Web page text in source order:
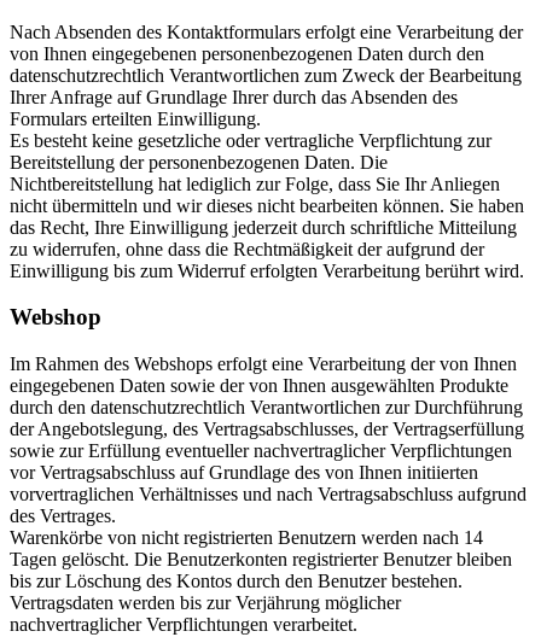
Nach Absenden des Kontaktformulars erfolgt eine Verarbeitung der
von Ihnen eingegebenen personenbezogenen Daten durch den
datenschutzrechtlich Verantwortlichen zum Zweck der Bearbeitung
Ihrer Anfrage auf Grundlage Ihrer durch das Absenden des
Formulars erteilten Einwilligung.
Es besteht keine gesetzliche oder vertragliche Verpflichtung zur
Bereitstellung der personenbezogenen Daten. Die
Nichtbereitstellung hat lediglich zur Folge, dass Sie Ihr Anliegen
nicht übermitteln und wir dieses nicht bearbeiten können. Sie haben
das Recht, Ihre Einwilligung jederzeit durch schriftliche Mitteilung
zu widerrufen, ohne dass die Rechtmäßigkeit der aufgrund der
Einwilligung bis zum Widerruf erfolgten Verarbeitung berührt wird.
Webshop
Im Rahmen des Webshops erfolgt eine Verarbeitung der von Ihnen
eingegebenen Daten sowie der von Ihnen ausgewählten Produkte
durch den datenschutzrechtlich Verantwortlichen zur Durchführung
der Angebotslegung, des Vertragsabschlusses, der Vertragserfüllung
sowie zur Erfüllung eventueller nachvertraglicher Verpflichtungen
vor Vertragsabschluss auf Grundlage des von Ihnen initiierten
vorvertraglichen Verhältnisses und nach Vertragsabschluss aufgrund
des Vertrages.
Warenkörbe von nicht registrierten Benutzern werden nach 14
Tagen gelöscht. Die Benutzerkonten registrierter Benutzer bleiben
bis zur Löschung des Kontos durch den Benutzer bestehen.
Vertragsdaten werden bis zur Verjährung möglicher
nachvertraglicher Verpflichtungen verarbeitet.